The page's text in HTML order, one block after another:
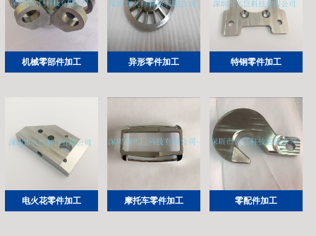
机械零部件加工 异形零件加工 特钢零件加工
电火花零件加工 摩托车零件加工 零配件加工